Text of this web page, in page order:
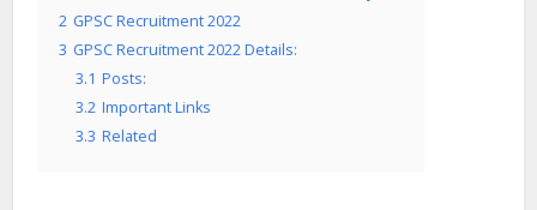
2 GPSC Recruitment 2022
3 GPSC Recruitment 2022 Details:
3.1 Posts:
3.2 Important Links
3.3 Related